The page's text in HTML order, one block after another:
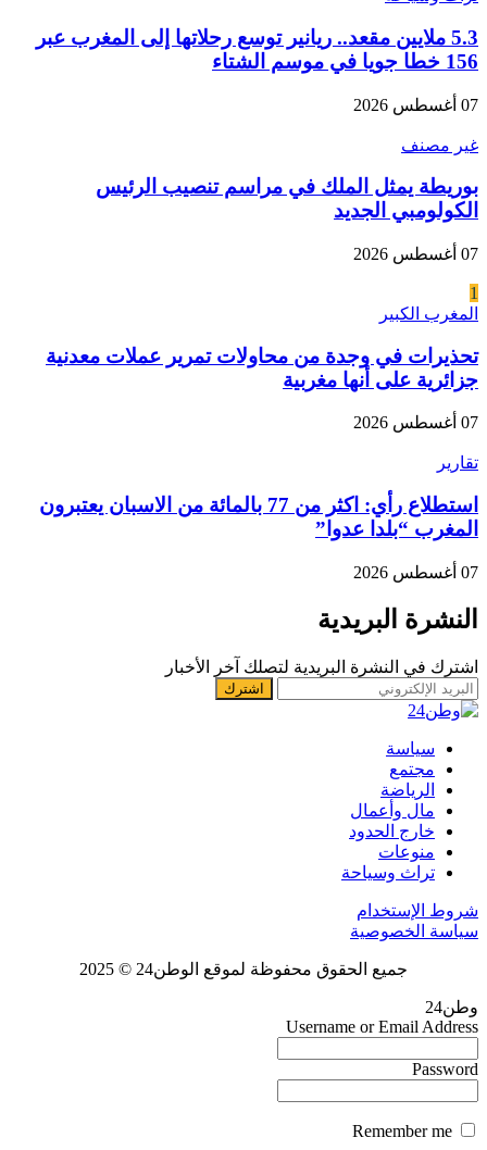
5.3 ملايين مقعد.. ريانير توسع رحلاتها إلى المغرب عبر
156 خطا جويا في موسم الشتاء
07 أغسطس 2026
غير مصنف
بوريطة يمثل الملك في مراسم تنصيب الرئيس
الكولومبي الجديد
07 أغسطس 2026
1
المغرب الكبير
تحذيرات في وجدة من محاولات تمرير عملات معدنية
جزائرية على أنها مغربية
07 أغسطس 2026
تقارير
استطلاع رأي: اكثر من 77 بالمائة من الاسبان يعتبرون
المغرب “بلدا عدوا”
07 أغسطس 2026
النشرة البريدية
اشترك في النشرة البريدية لتصلك آخر الأخبار
سياسة
مجتمع
الرياضة
مال وأعمال
خارج الحدود
منوعات
تراث وسياحة
شروط الإستخدام
سياسة الخصوصية
جميع الحقوق محفوظة لموقع الوطن24 © 2025
وطن24
Username or Email Address
Password